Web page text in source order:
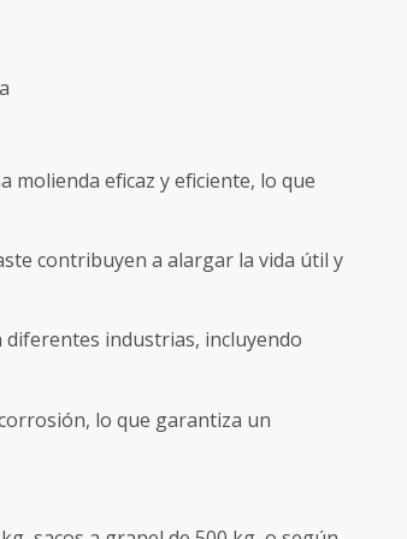
molienda eficaz y eficiente, lo que
contribuyen a alargar la vida útil y
diferentes industrias, incluyendo
lo que garantiza un